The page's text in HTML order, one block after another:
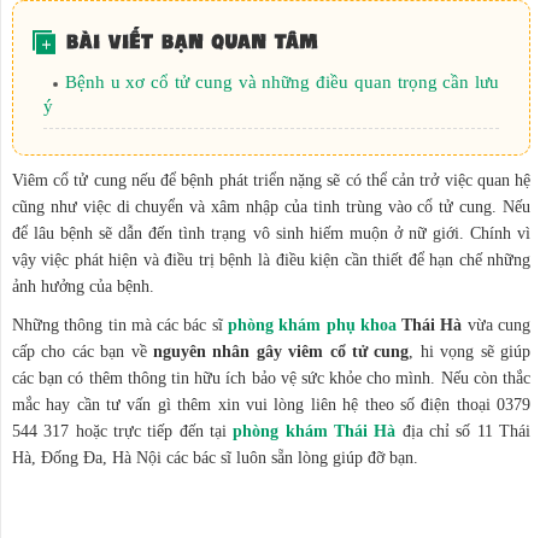
Bệnh u xơ cổ tử cung và những điều quan trọng cần lưu
ý
Viêm cổ tử cung nếu để bệnh phát triển nặng sẽ có thể cản trở việc quan hệ
cũng như việc di chuyển và xâm nhập của tinh trùng vào cổ tử cung. Nếu
để lâu bệnh sẽ dẫn đến tình trạng vô sinh hiếm muộn ở nữ giới. Chính vì
vậy việc phát hiện và điều trị bệnh là điều kiện cần thiết để hạn chế những
ảnh hưởng của bệnh.
Những thông tin mà các bác sĩ phòng khám phụ khoaThái Hà vừa cung
cấp cho các bạn về nguyên nhân gây viêm cổ tử cung, hi vọng sẽ giúp
các bạn có thêm thông tin hữu ích bảo vệ sức khỏe cho mình. Nếu còn thắc
mắc hay cần tư vấn gì thêm xin vui lòng liên hệ theo số điện thoại 0379
544 317 hoặc trực tiếp đến tạiphòng khám Thái Hà địa chỉ số 11 Thái
Hà, Đống Đa, Hà Nội các bác sĩ luôn sẵn lòng giúp đỡ bạn.